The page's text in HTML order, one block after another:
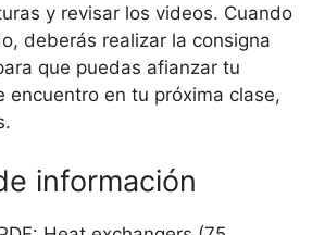
y revisar los videos. Cuando
deberás realizar la consigna
que puedas afianzar tu
encuentro en tu próxima clase,
información